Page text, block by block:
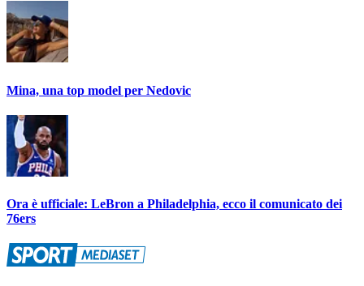
Mina, una top model per Nedovic
Ora è ufficiale: LeBron a Philadelphia, ecco il comunicato dei
76ers